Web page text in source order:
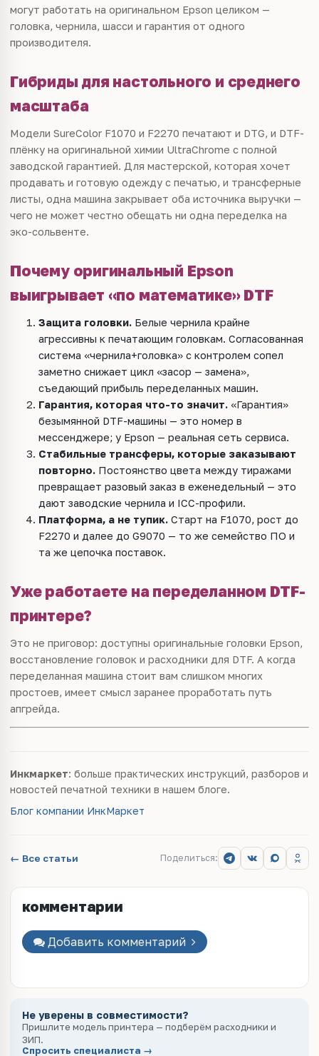
могут работать на оригинальном Epson целиком —
головка, чернила, шасси и гарантия от одного
производителя.
Гибриды для настольного и среднего
масштаба
Модели SureColor F1070 и F2270 печатают и DTG, и DTF-
плёнку на оригинальной химии UltraChrome с полной
заводской гарантией. Для мастерской, которая хочет
продавать и готовую одежду с печатью, и трансферные
листы, одна машина закрывает оба источника выручки —
чего не может честно обещать ни одна переделка на
эко-сольвенте.
Почему оригинальный Epson
выигрывает «по математике» DTF
Защита головки. Белые чернила крайне
агрессивны к печатающим головкам. Согласованная
система «чернила+головка» с контролем сопел
заметно снижает цикл «засор — замена»,
съедающий прибыль переделанных машин.
Гарантия, которая что-то значит. «Гарантия»
безымянной DTF-машины — это номер в
мессенджере; у Epson — реальная сеть сервиса.
Стабильные трансферы, которые заказывают
повторно. Постоянство цвета между тиражами
превращает разовый заказ в еженедельный — это
дают заводские чернила и ICC-профили.
Платформа, а не тупик. Старт на F1070, рост до
F2270 и далее до G9070 — то же семейство ПО и
та же цепочка поставок.
Уже работаете на переделанном DTF-
принтере?
Это не приговор: доступны оригинальные головки Epson,
восстановление головок и расходники для DTF. А когда
переделанная машина стоит вам слишком многих
простоев, имеет смысл заранее проработать путь
апгрейда.
Инкмаркет: больше практических инструкций, разборов и
новостей печатной техники в нашем блоге.
Блог компании ИнкМаркет
← Все статьи Поделиться:
комментарии
Добавить комментарий
Не уверены в совместимости?
Пришлите модель принтера — подберём расходники и
ЗИП.
Спросить специалиста →